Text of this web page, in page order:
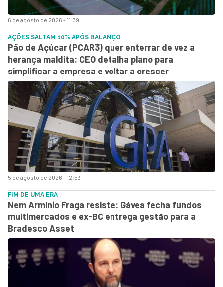
6 de agosto de 2026 - 11:39
5 de agosto de 2026 - 12:53
AÇÕES SALTAM 10% APÓS BALANÇO
Pão de Açúcar (PCAR3) quer enterrar de vez a
herança maldita: CEO detalha plano para
simplificar a empresa e voltar a crescer
FIM DE UMA ERA
Nem Armínio Fraga resiste: Gávea fecha fundos
multimercados e ex-BC entrega gestão para a
Bradesco Asset